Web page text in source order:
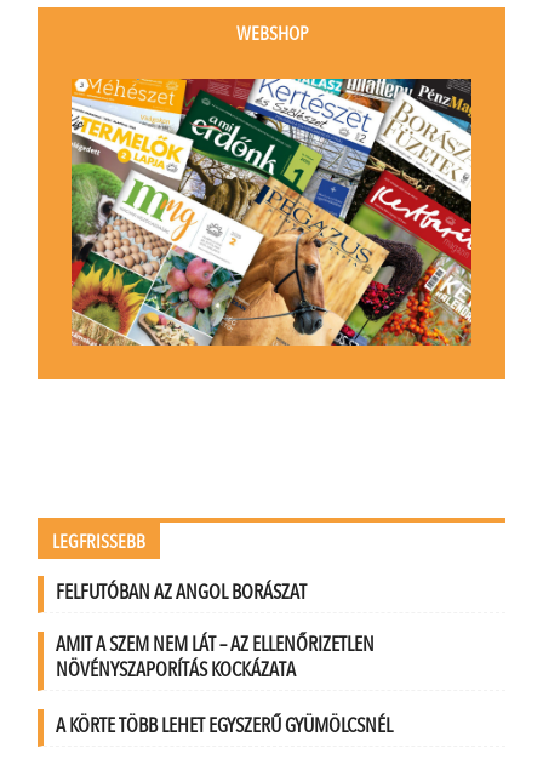
WEBSHOP
LEGFRISSEBB
FELFUTÓBAN AZ ANGOL BORÁSZAT
AMIT A SZEM NEM LÁT – AZ ELLENŐRIZETLEN
NÖVÉNYSZAPORÍTÁS KOCKÁZATA
A KÖRTE TÖBB LEHET EGYSZERŰ GYÜMÖLCSNÉL